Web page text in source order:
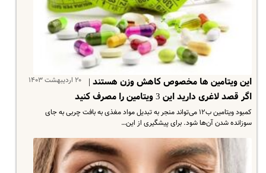
۲۰ اردیبهشت ۱۴۰۳
این ویتامین ها مخصوص کاهش وزن هستند |
اگر قصد لاغری دارید این 3 ویتامین را مصرف کنید
کمبود ویتامین ب۱۲ می‌تواند منجر به تبدیل مواد مغذی به بافت چربی به جای
سوزانده شدن آن‌ها شود. برای پیشگیری از این…